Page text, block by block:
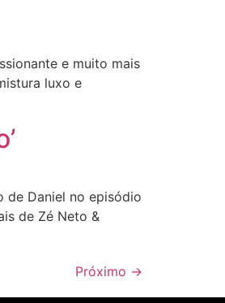
e muito mais
luxo e
de Daniel no episódio
de Zé Neto &
Próximo →